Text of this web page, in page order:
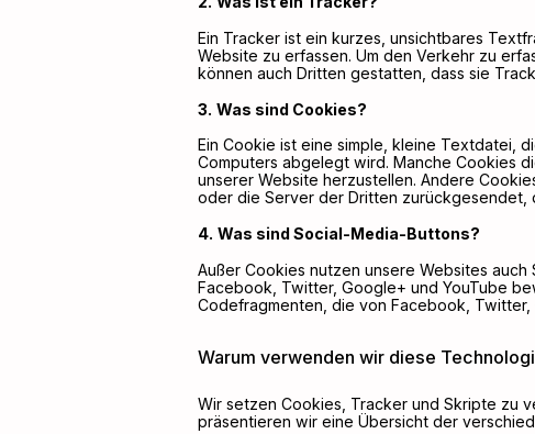
Ein Tracker ist ein kurzes, unsichtbares
Website zu erfassen. Um den Verkehr zu
können auch Dritten gestatten, dass sie
Was sind Cookies?
Ein Cookie ist eine simple, kleine Textdatei,
Computers abgelegt wird. Manche Cookies
unserer Website herzustellen. Andere
oder die Server der Dritten zurückgesendet,
Was sind Social-Media-Buttons?
Außer Cookies nutzen unsere Websites
Facebook, Twitter, Google+ und YouTube
Codefragmenten, die von Facebook, Twitter,
Warum verwenden wir diese
Wir setzen Cookies, Tracker und Skripte zu
präsentieren wir eine Übersicht der